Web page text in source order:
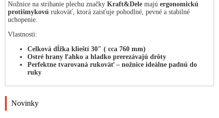
Nožnice na strihanie plechu značky Kraft&Dele majú ergonomickú
protišmykovú rukoväť, ktorá zaisťuje pohodlné, pevné a stabilné
uchopenie.
Vlastnosti:
Celková dĺžka klieští 30″ ( cca 760 mm)
Ostré hrany ľahko a hladko prerezávajú drôty
Perfektne tvarovaná rukoväť – nožnice ideálne padnú do
ruky
Novinky